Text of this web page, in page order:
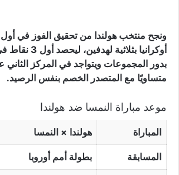
ونجح منتخب هولندا من تحقيق الفوز في أول
أوكرانيا بثلاثية
بدور المجموعات ويتواجد في المركز
متساويًا مع المتصدر الخصم بنفس الرصيد.
موعد مباراة النمسا ضد هولندا
المباراة هولندا × النمسا
المسابقة بطولة أمم أوروبا